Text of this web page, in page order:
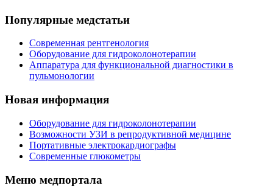
Популярные медстатьи
Современная рентгенология
Оборудование для гидроколонотерапии
Аппаратура для функциональной диагностики в
пульмонологии
Новая информация
Оборудование для гидроколонотерапии
Возможности УЗИ в репродуктивной медицине
Портативные электрокардиографы
Современные глюкометры
Меню медпортала